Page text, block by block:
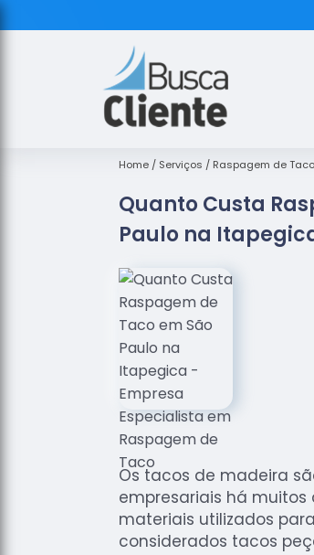
Home Serviços Raspagem de
Quanto Custa
Paulo na
Os tacos de madeira
empresariais há muitos
materiais utilizados
considerados tacos